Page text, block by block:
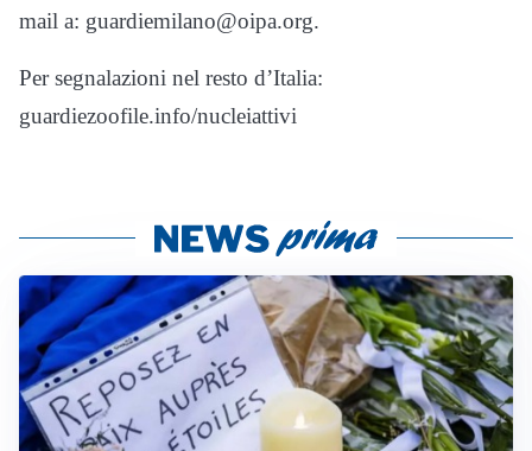
mail a: guardiemilano@oipa.org.
Per segnalazioni nel resto d’Italia:
guardiezoofile.info/nucleiattivi